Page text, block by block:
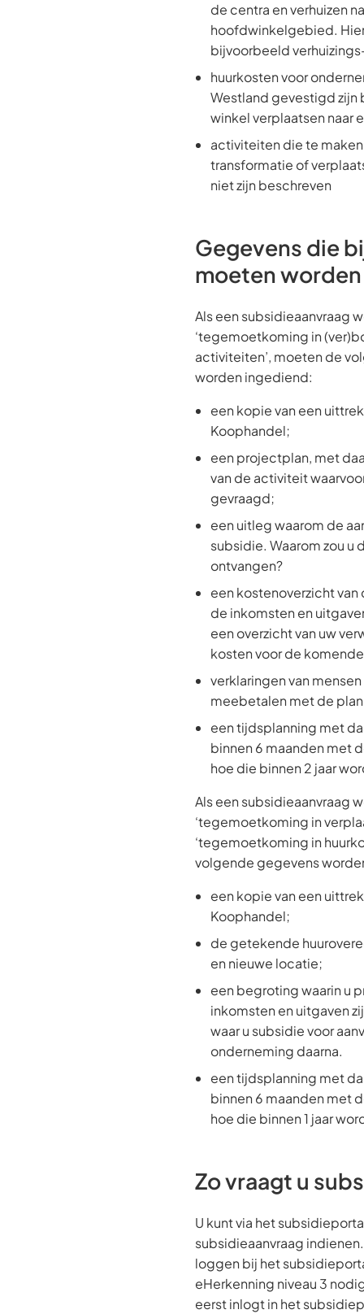
de centra en verhuizen
hoofdwinkelgebied.
bijvoorbeeld
huurkosten voor
Westland gevestigd zijn
winkel verplaatsen
activiteiten die te
transformatie of
niet zijn beschreven
Gegevens die
moeten
Als een subsidieaanvraag
‘tegemoetkoming in
activiteiten’, moeten de
worden ingediend:
een kopie van een
Koophandel;
een projectplan, met
van de activiteit
gevraagd;
een uitleg waarom de
subsidie. Waarom zou u
ontvangen?
een kostenoverzicht
de inkomsten en
een overzicht van uw
kosten voor de
verklaringen van
meebetalen met de
een tijdsplanning met
binnen 6 maanden met
hoe die binnen 2 jaar
Als een subsidieaanvraag
‘tegemoetkoming in
‘tegemoetkoming in
volgende gegevens
een kopie van een
Koophandel;
de getekende
en nieuwe locatie;
een begroting waarin u
inkomsten en uitgaven
waar u subsidie voor
onderneming daarna.
een tijdsplanning met
binnen 6 maanden met
hoe die binnen 1 jaar
Zo vraagt u
U kunt via het
subsidieaanvraag
loggen bij het
eHerkenning niveau 3
eerst inlogt in het